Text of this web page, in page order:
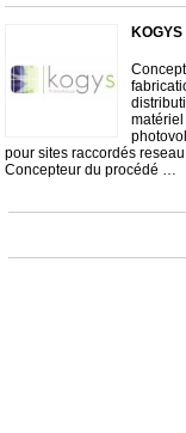
KOGYS
matériel
pour sites raccordés
Concepteur du procédé …